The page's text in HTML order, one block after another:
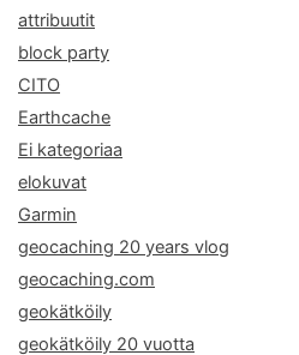
attribuutit
block party
CITO
Earthcache
Ei kategoriaa
elokuvat
Garmin
geocaching 20 years vlog
geocaching.com
geokätköily
geokätköily 20 vuotta